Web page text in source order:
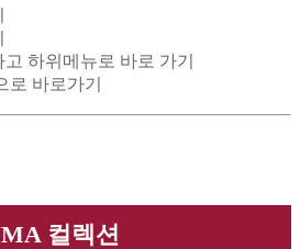
하위메뉴로 바로 가기
로 바로가기
컬렉션